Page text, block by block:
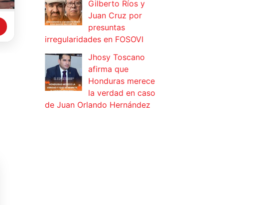
Gilberto Ríos y
Juan Cruz por
presuntas
irregularidades en FOSOVI
Jhosy Toscano
afirma que
Honduras merece
la verdad en caso
de Juan Orlando Hernández